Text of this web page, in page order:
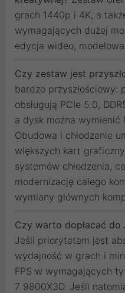
grach 1440p i 4K, a
wymagających dużej
edycja wideo,
Czy zestaw jest
bardzo przyszłościowy:
obsługują PCIe 5.0,
a dysk można
Obudowa i chłodzenie
większych kart
systemów chłodzenia,
modernizację całego
wymiany głównych
Czy warto dopłacać do
Jeśli priorytetem jest
wydajność w grach i
FPS w wymagających
7 9800X3D. Jeśli